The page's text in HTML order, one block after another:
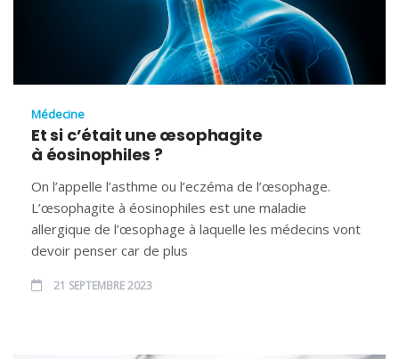
Médecine
Et si c’était une œsophagite
à éosinophiles ?
On l’appelle l’asthme ou l’eczéma de l’œsophage.
L’œsophagite à éosinophiles est une maladie
allergique de l’œsophage à laquelle les médecins vont
devoir penser car de plus
21 SEPTEMBRE 2023